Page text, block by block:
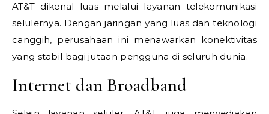
AT&T dikenal luas melalui layanan telekomunikasi
selulernya. Dengan jaringan yang luas dan teknologi
canggih, perusahaan ini menawarkan konektivitas
yang stabil bagi jutaan pengguna di seluruh dunia.
Internet dan Broadband